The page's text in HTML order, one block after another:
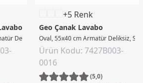
Deliksiz, Su Taşma Deliksiz, Clean, Beyaz
+5 Renk
Geo Çanak Lavabo
Oval, 55x40 cm Armatür Deliksiz, Su
Ürün Kodu: 7427B003-
0016
(5,0)